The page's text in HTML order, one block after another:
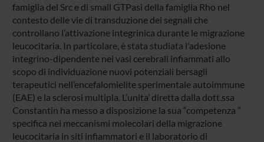
famiglia del Src e di small GTPasi della famiglia Rho nel
contesto delle vie di transduzione dei segnali che
controllano l’attivazione integrinica durante le migrazione
leucocitaria. In particolare, è stata studiata l'adesione
integrino-dipendente nei vasi cerebrali infiammati allo
scopo di individuazione nuovi potenziali bersagli
terapeutici nell’encefalomielite sperimentale autoimmune
(EAE) e la sclerosi multipla. L’unita’ diretta dalla dott.ssa
Constantin ha messo a disposizione la sua “competenza ”
specifica nei meccanismi molecolari della migrazione
leucocitaria in siti infiammatori e il laboratorio di